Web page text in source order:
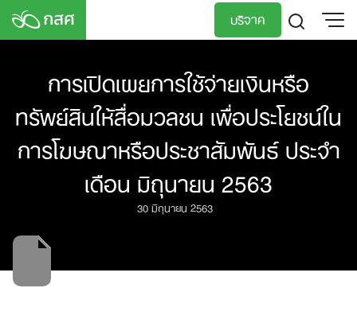
Skip
บริจาค
การเปิดเผยการใช้จ่ายเงินหรือ
ทรัพย์สินให้สื่อมวลชน เพื่อประโยชน์ใน
การโฆษณาหรือประชาสัมพันธ์ ประจำ
เดือน มิถุนายน 2563
30 มิถุนายน 2563